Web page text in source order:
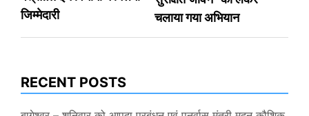
जिम्मेदारी
चलाया गया अभियान
RECENT POSTS